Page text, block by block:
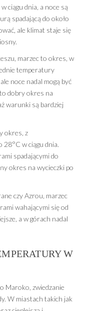
ciągu dnia, a noce są
spadającą do około
ale klimat staje się
marzec to okres, w
temperatury
noce nadal mogą być
dobry okres na
warunki są bardziej
okres, z
w ciągu dnia.
spadającymi do
okres na wycieczki po
czy Azrou, marzec
wahającymi się od
a w górach nadal
W
Maroko, zwiedzanie
W miastach takich jak